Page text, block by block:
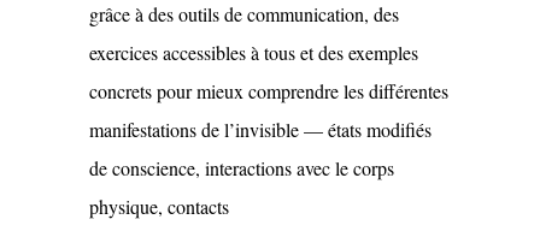
grâce à des outils de communication, des
exercices accessibles à tous et des exemples
concrets pour mieux comprendre les différentes
manifestations de l’invisible — états modifiés
de conscience, interactions avec le corps
physique, contacts